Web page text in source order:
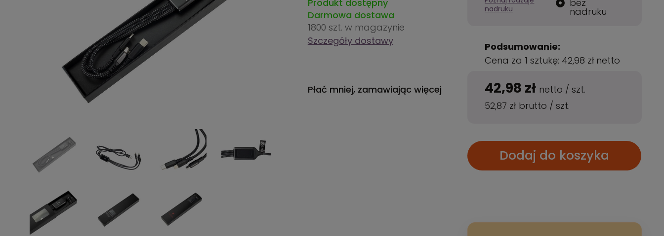
Produkt dostępny
Darmowa dostawa
1800 szt. w magazynie
Szczegóły dostawy
Płać mniej, zamawiając więcej
nadruku
bez
nadruku
Podsumowanie:
Cena za 1 sztukę: 42,98 zł netto
42,98 zł netto /szt.
52,87 zł brutto /szt.
Dodaj do koszyka